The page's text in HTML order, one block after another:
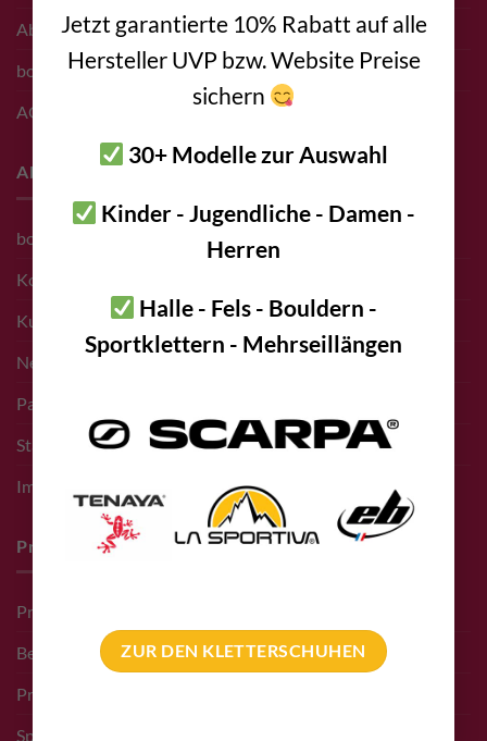
Jetzt garantierte 10% Rabatt auf alle
Hersteller UVP bzw. Website Preise
sichern
30+ Modelle zur Auswahl
Kinder - Jugendliche - Damen -
Herren
Halle - Fels - Bouldern -
Sportklettern - Mehrseillängen
ZUR DEN KLETTERSCHUHEN
Abholung vor Ort
bolting.eu Gutschein
AGB
About
bolting.eu Team
Kontakt
Kunden
Newsletter Anmeldung
Partner bolting.eu
Standort – Adresse
Impressum
Pro Deals & Sponsoring
Pro Deal für Erschließer
Bergführer Pro Deal
Pro Deal Höhlenkunde Vereine
Sponsoring Events